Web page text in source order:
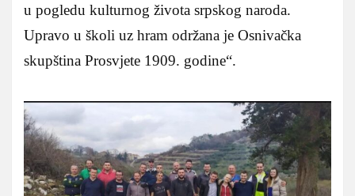
u pogledu kulturnog života srpskog naroda.
Upravo u školi uz hram održana je Osnivačka
skupština Prosvjete 1909. godine“.